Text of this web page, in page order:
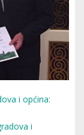
i općina:
i